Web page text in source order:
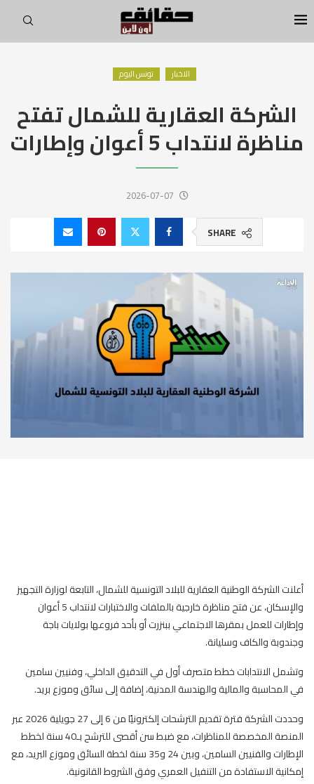
الاخبار تونس اليوم
الشركة العقارية للشمال تفتح
مناظرة لانتداب 5 أعوان وإطارات
2026-07-07
SHARE
أعلنت الشركة الوطنية العقارية للبلاد التونسية للشمال، التابعة لوزارة التجهيز
والإسكان، عن فتح مناظرة خارجية بالملفات والاختبارات لانتداب 5 أعوان
وإطارات للعمل بمقرها الاجتماعي ببنزرت أو بأحد فروعها بولايات باجة
وجندوبة والكاف وسليانة.
وتشمل الانتدابات خطط متصرف أول في التدقيق الداخلي، وفنيين سامين
في المحاسبة والمالية والهندسة المدنية، إضافة إلى سائق وموزع بريد.
وحددت الشركة فترة تقديم الترشحات إلكترونيًا من 6 إلى 27 جويلية 2026 عبر
المنصة المخصصة للمناظرات، مع ضبط سن أقصى للترشح بـ40 سنة لخطط
الإطارات والفنيين السامين، وبين 24 و35 سنة لخطة السائق وموزع البريد، مع
إمكانية الاستفادة من التنفيل العمري وفق الشروط القانونية.